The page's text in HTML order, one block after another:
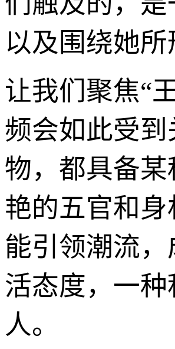
以及围绕她
让我们聚焦“
频会如此受
物，都具备
艳的五官和
能引领潮流
活态度，一
人。